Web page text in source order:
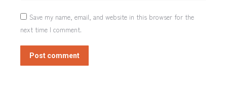
Save my name, email, and website in this browser for the
next time I comment.
Post comment